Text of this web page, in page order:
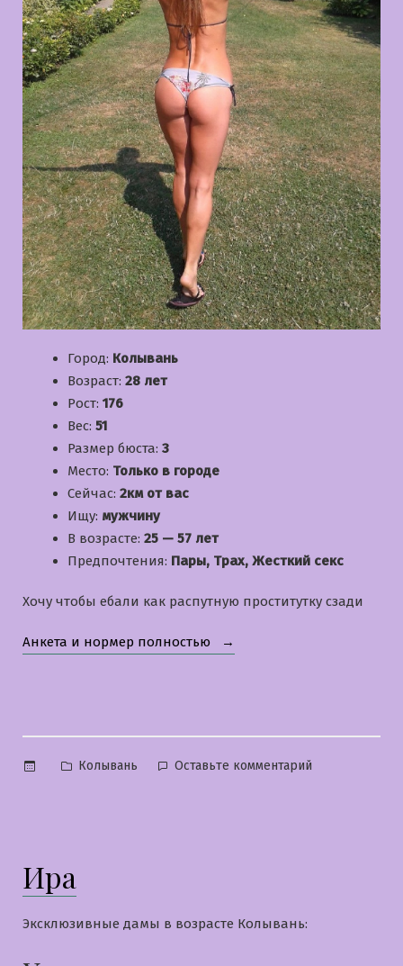
Город: Колывань
Возраст: 28 лет
Рост: 176
Вес: 51
Размер бюста: 3
Место: Только в городе
Сейчас: 2км от вас
Ищу: мужчину
В возрасте: 25 — 57 лет
Предпочтения: Пары, Трах, Жесткий секс
Хочу чтобы ебали как распутную проститутку сзади
Анкета и нормер полностью «Ксения»
Опубликовано
Колывань Оставьте комментарий
Ира
Эксклюзивные дамы в возрасте Колывань: